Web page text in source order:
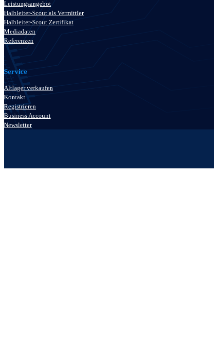
Leistungsangebot
Halbleiter-Scout als Vermittler
Halbleiter-Scout Zertifikat
Mediadaten
Referenzen
Service
Altlager verkaufen
Kontakt
Registrieren
Business Account
Newsletter